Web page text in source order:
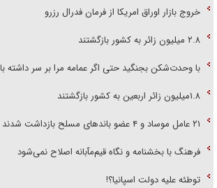
خروج بازار اوراق امریکا از فرمان فدرال رزرو
۲.۸ میلیون زائر به کشور بازگشتند
با وحدت‌شکن بجنگید حتی اگر عمامه مرا بر سر داشته
۱.۸میلیون زائر اربعین به کشور بازگشتند
۲۱ عامل موساد و ۴ عضو باند‌های مسلح بازداشت شدند
فرهنگ با بخشنامه و نگاه قیم‌مآبانه اصلاح نمی‌شود
توطئه علیه دولت اسپانیا؟!